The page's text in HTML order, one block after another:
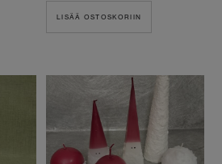
LISÄÄ OSTOSKORIIN